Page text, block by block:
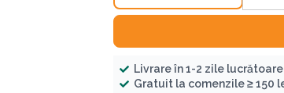
Livrare în 1-2 zile lucrătoare
Gratuit la comenzile ≥ 150